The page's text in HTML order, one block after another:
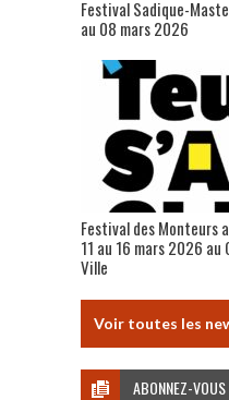
Festival Sadique-
au 08 mars 2026
Festival des Monteurs
11 au 16 mars 2026
Ville
Voir toutes les
ABONNEZ-VOUS